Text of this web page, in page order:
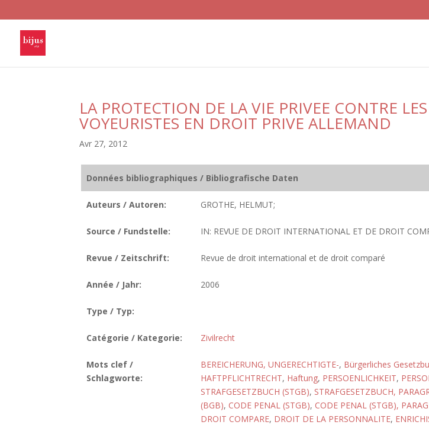
LA PROTECTION DE LA VIE PRIVEE CONTRE
VOYEURISTES EN DROIT PRIVE ALLEMAND
Avr 27, 2012
Données bibliographiques / Bibliografische Daten
Auteurs / Autoren: GROTHE, HELMUT;
Source / Fundstelle: IN: REVUE DE DROIT INTERNATIONAL ET DE DROIT
Revue / Zeitschrift: Revue de droit international et de droit comparé
Année / Jahr: 2006
Type / Typ:
Catégorie / Kategorie: Zivilrecht
Mots clef /
Schlagworte:
BEREICHERUNG, UNGERECHTIGTE-, Bürgerliches
HAFTPFLICHTRECHT, Haftung, PERSOENLICHKEIT,
STRAFGESETZBUCH (STGB), STRAFGESETZBUCH,
(BGB), CODE PENAL (STGB), CODE PENAL (STGB),
DROIT COMPARE, DROIT DE LA PERSONNALITE,